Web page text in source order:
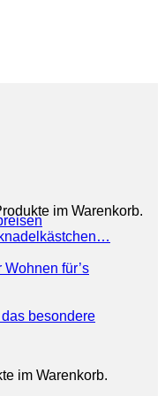
im Warenkorb.
im Warenkorb.
für’s
besondere